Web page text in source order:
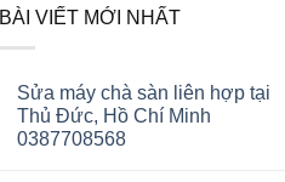
BÀI VIẾT MỚI NHẤT
Sửa máy chà sàn liên hợp tại
Thủ Đức, Hồ Chí Minh
0387708568